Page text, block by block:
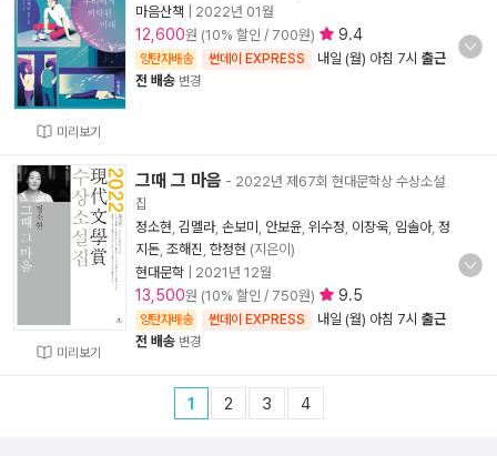
미리보기
마음산책
2022년 01월
12,600원 (10% 할인 / 700원) 9.4
양탄자배송 썬데이 EXPRESS 내일 (월) 아침 7시 출근
전 배송 변경
미리보기
그때 그 마음 - 2022년 제67회 현대문학상 수상소설
집
정소현 김멜라, 손보미 안보윤 위수정 이장욱 임솔아, 정
지돈 조해진 한정현 (지은이)
현대문학
2021년 12월
13,500원 (10% 할인 / 750원) 9.5
양탄자배송 썬데이 EXPRESS 내일 (월) 아침 7시 출근
전 배송 변경
1 2 3 4